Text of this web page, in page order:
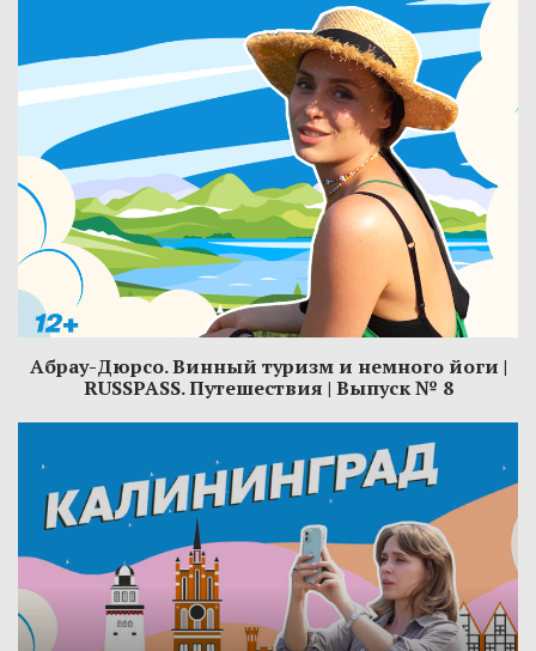
Абрау-Дюрсо. Винный туризм и немного йоги |
RUSSPASS. Путешествия | Выпуск № 8